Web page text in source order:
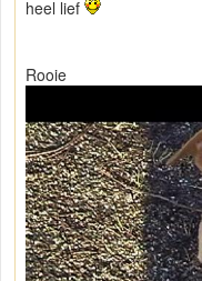
heel lief
Rooie